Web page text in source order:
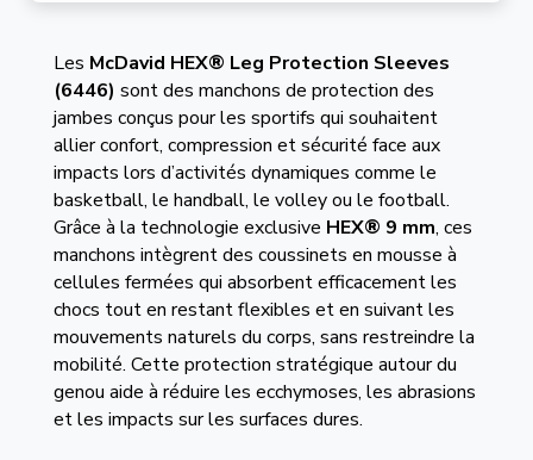
Les McDavid HEX® Leg Protection Sleeves
(6446) sont des manchons de protection des
jambes conçus pour les sportifs qui souhaitent
allier confort, compression et sécurité face aux
impacts lors d’activités dynamiques comme le
basketball, le handball, le volley ou le football.
Grâce à la technologie exclusive HEX® 9 mm, ces
manchons intègrent des coussinets en mousse à
cellules fermées qui absorbent efficacement les
chocs tout en restant flexibles et en suivant les
mouvements naturels du corps, sans restreindre la
mobilité. Cette protection stratégique autour du
genou aide à réduire les ecchymoses, les abrasions
et les impacts sur les surfaces dures.